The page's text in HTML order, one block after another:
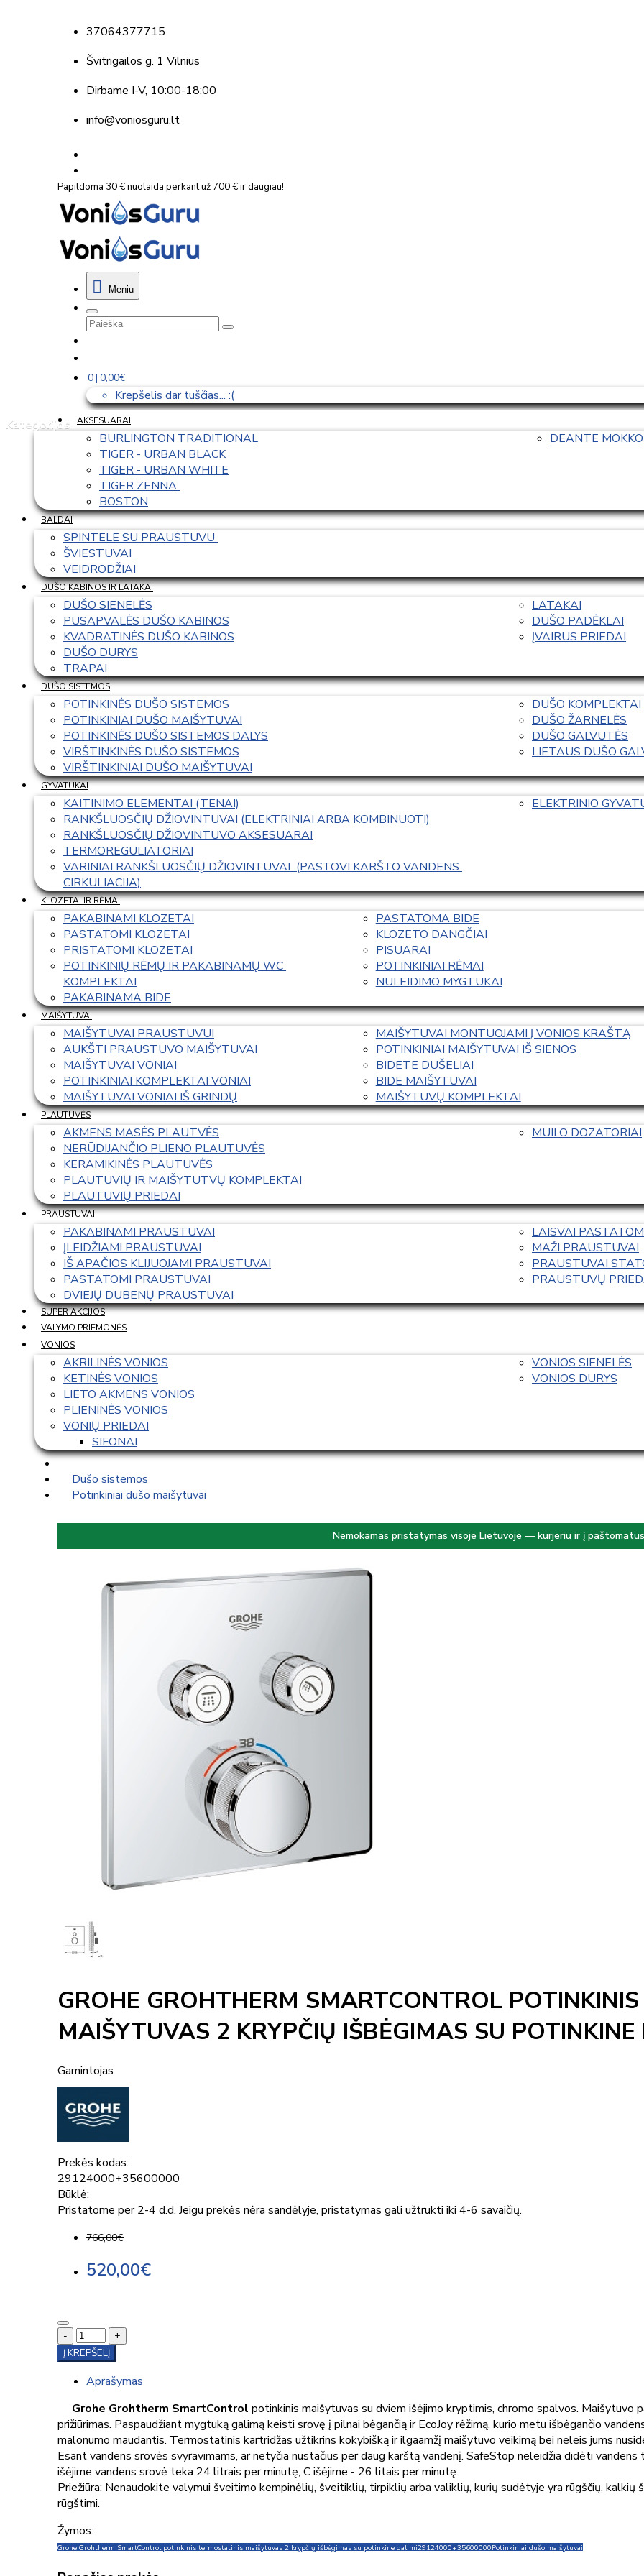
37064377715
Švitrigailos g. 1 Vilnius
Dirbame I-V, 10:00-18:00
info@voniosguru.lt
Papildoma 30 € nuolaida perkant už 700 € ir daugiau!
Meniu
0 | 0,00€
Krepšelis dar tuščias... :(
Kategorijos
AKSESUARAI
BURLINGTON TRADITIONAL
TIGER - URBAN BLACK
TIGER - URBAN WHITE
TIGER ZENNA
BOSTON
DEANTE MOKKO
BALDAI
SPINTELE SU PRAUSTUVU
ŠVIESTUVAI
VEIDRODŽIAI
DUŠO KABINOS IR LATAKAI
DUŠO SIENELĖS
PUSAPVALĖS DUŠO KABINOS
KVADRATINĖS DUŠO KABINOS
DUŠO DURYS
TRAPAI
LATAKAI
DUŠO PADĖKLAI
ĮVAIRUS PRIEDAI
DUŠO SISTEMOS
POTINKINĖS DUŠO SISTEMOS
POTINKINIAI DUŠO MAIŠYTUVAI
POTINKINĖS DUŠO SISTEMOS DALYS
VIRŠTINKINĖS DUŠO SISTEMOS
VIRŠTINKINIAI DUŠO MAIŠYTUVAI
DUŠO KOMPLEKTAI
DUŠO ŽARNELĖS
DUŠO GALVUTĖS
LIETAUS DUŠO
GYVATUKAI
KAITINIMO ELEMENTAI (TENAI)
RANKŠLUOSČIŲ DŽIOVINTUVAI (ELEKTRINIAI ARBA KOMBINUOTI)
RANKŠLUOSČIŲ DŽIOVINTUVO AKSESUARAI
TERMOREGULIATORIAI
VARINIAI RANKŠLUOSČIŲ DŽIOVINTUVAI  (PASTOVI KARŠTO VANDENS
CIRKULIACIJA)
ELEKTRINIO
KLOZETAI IR RĖMAI
PAKABINAMI KLOZETAI
PASTATOMI KLOZETAI
PRISTATOMI KLOZETAI
POTINKINIŲ RĖMŲ IR PAKABINAMŲ WC
KOMPLEKTAI
PAKABINAMA BIDE
PASTATOMA BIDE
KLOZETO DANGČIAI
PISUARAI
POTINKINIAI RĖMAI
NULEIDIMO MYGTUKAI
MAIŠYTUVAI
MAIŠYTUVAI PRAUSTUVUI
AUKŠTI PRAUSTUVO MAIŠYTUVAI
MAIŠYTUVAI VONIAI
POTINKINIAI KOMPLEKTAI VONIAI
MAIŠYTUVAI VONIAI IŠ GRINDŲ
MAIŠYTUVAI MONTUOJAMI Į VONIOS KRAŠTĄ
POTINKINIAI MAIŠYTUVAI IŠ SIENOS
BIDETE DUŠELIAI
BIDE MAIŠYTUVAI
MAIŠYTUVŲ KOMPLEKTAI
PLAUTUVĖS
AKMENS MASĖS PLAUTVĖS
NERŪDIJANČIO PLIENO PLAUTUVĖS
KERAMIKINĖS PLAUTUVĖS
PLAUTUVIŲ IR MAIŠYTUTVŲ KOMPLEKTAI
PLAUTUVIŲ PRIEDAI
MUILO DOZATORIAI
PRAUSTUVAI
PAKABINAMI PRAUSTUVAI
ĮLEIDŽIAMI PRAUSTUVAI
IŠ APAČIOS KLIJUOJAMI PRAUSTUVAI
PASTATOMI PRAUSTUVAI
DVIEJŲ DUBENŲ PRAUSTUVAI
LAISVAI
MAŽI PRAUSTUVAI
PRAUSTUVAI
PRAUSTUVŲ
SUPER AKCIJOS
VALYMO PRIEMONĖS
VONIOS
AKRILINĖS VONIOS
KETINĖS VONIOS
LIETO AKMENS VONIOS
PLIENINĖS VONIOS
VONIŲ PRIEDAI
SIFONAI
VONIOS SIENELĖS
VONIOS DURYS
Dušo sistemos
Potinkiniai dušo maišytuvai
Nemokamas pristatymas visoje Lietuvoje — kurjeriu ir į paštomatus
GROHE GROHTHERM SMARTCONTROL
MAIŠYTUVAS 2 KRYPČIŲ IŠBĖGIMAS SU
Gamintojas
Prekės kodas:
29124000+35600000
Būklė:
Pristatome per 2-4 d.d. Jeigu prekės nėra sandėlyje, pristatymas gali užtrukti iki 4-6 savaičių.
766,00€
520,00€
-
+
Į KREPŠELĮ
Aprašymas
Grohe Grohtherm SmartControl potinkinis maišytuvas su dviem išėjimo kryptimis, chromo spalvos. Maišytuvo
prižiūrimas. Paspaudžiant mygtuką galimą keisti srovę į pilnai bėgančią ir EcoJoy rėžimą, kurio metu išbėgančio
malonumo maudantis. Termostatinis kartridžas užtikrins kokybišką ir ilgaamžį maišytuvo veikimą bei neleis jums
Esant vandens srovės svyravimams, ar netyčia nustačius per daug karštą vandenį. SafeStop neleidžia didėti
išėjime vandens srovė teka 24 litrais per minutę, C išėjime - 26 litais per minutę.
Priežiūra: Nenaudokite valymui šveitimo kempinėlių, šveitiklių, tirpiklių arba valiklių, kurių sudėtyje yra rūgščių, kalkių
rūgštimi.
Žymos:
Grohe Grohtherm SmartControl potinkinis termostatinis maišytuvas 2 krypčių išbėgimas su potinkine dalimi29124000+35600000Potinkiniai dušo maišytuvai